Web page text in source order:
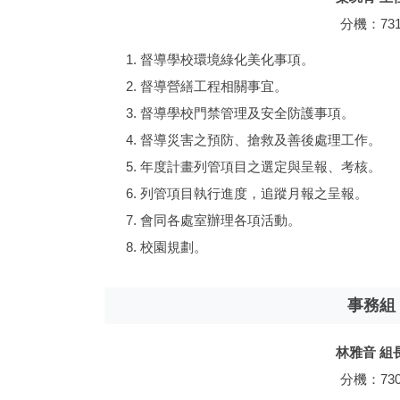
分機：731
督導學校環境綠化美化事項。
督導營繕工程相關事宜。
督導學校門禁管理及安全防護事項。
督導災害之預防、搶救及善後處理工作。
年度計畫列管項目之選定與呈報、考核。
列管項目執行進度，追蹤月報之呈報。
會同各處室辦理各項活動。
校園規劃。
事務組
林雅音 組
分機：